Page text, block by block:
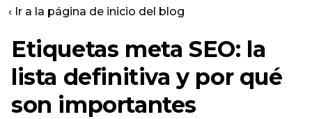
‹ Ir a la página de inicio del blog
Etiquetas meta SEO: la
lista definitiva y por qué
son importantes